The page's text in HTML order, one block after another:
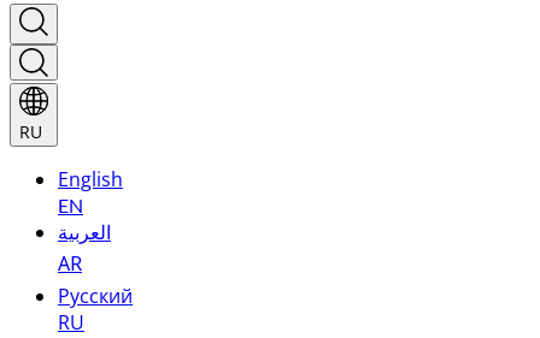
RU
English
EN
العربية
AR
Русский
RU